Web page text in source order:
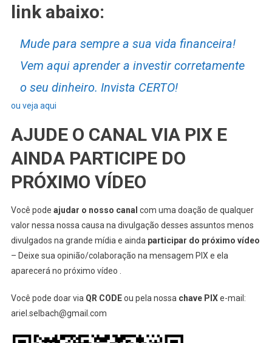
link abaixo:
Mude para sempre a sua vida financeira!
Vem aqui aprender a investir corretamente
o seu dinheiro. Invista CERTO!
ou veja aqui
AJUDE O CANAL VIA PIX E
AINDA PARTICIPE DO
PRÓXIMO VÍDEO
Você pode ajudar o nosso canal com uma doação de qualquer
valor nessa nossa causa na divulgação desses assuntos menos
divulgados na grande mídia e ainda participar do próximo vídeo
– Deixe sua opinião/colaboração na mensagem PIX e ela
aparecerá no próximo vídeo .
Você pode doar via QR CODEou pela nossa chave PIXe-mail:
ariel.selbach@gmail.com